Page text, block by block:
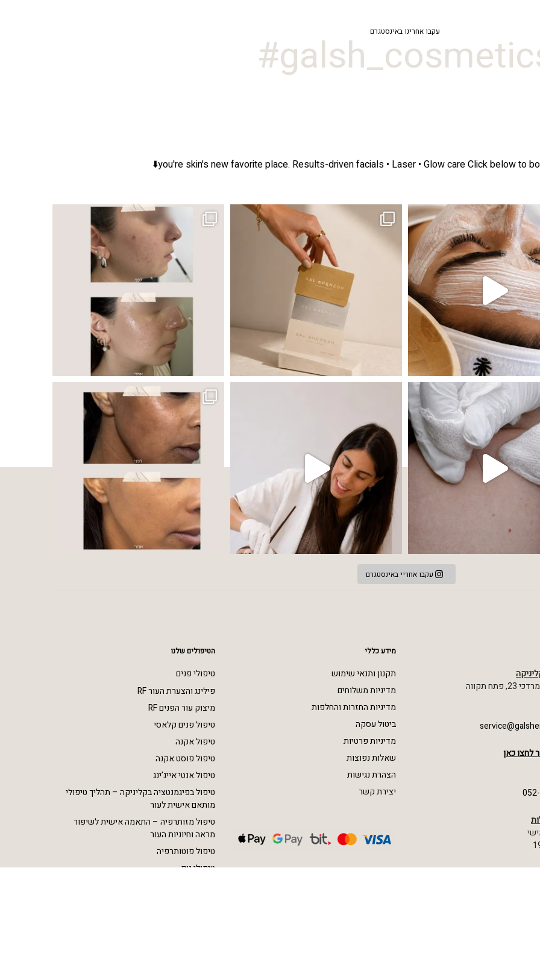
עקבו אחרינו באינסטגרם
you're skin's new favorite place. Results-driven facials • Laser • Glow careClick below to
מועדון החברות שלנו סוף סוף נפתח. מהיום, אקנה הוא אחד המצבים הנפוצים ביותר בעור, אך לכל עור
שהעור פשוט צריך לעצור רגע, לנשום ולהתאזן תהליך אחד שיכול לעשות הבדל גדול במראה ובאיכות העור
עקבו אחריי באינסטגרם
תקווה
לחצו כאן
מידע כללי
תקנון ותנאי שימוש
מדיניות משלוחים
מדיניות החזרות והחלפות
ביטול עסקה
מדיניות פרטיות
שאלות נפוצות
הצהרת נגישות
יצירת קשר
הטיפולים שלנו
טיפולי פנים
פילינג והצערת העור RF
מיצוק עור הפנים RF
טיפול פנים קלאסי
טיפול אקנה
טיפול פוסט אקנה
טיפול אנטי אייג’ינג
טיפול בפיגמנטציה בקליניקה – תהליך טיפולי
מותאם אישית לעור
טיפול מזותרפיה – התאמה אישית לשיפור
מראה וחיוניות העור
טיפול פוטותרפיה
טיפולי גוף